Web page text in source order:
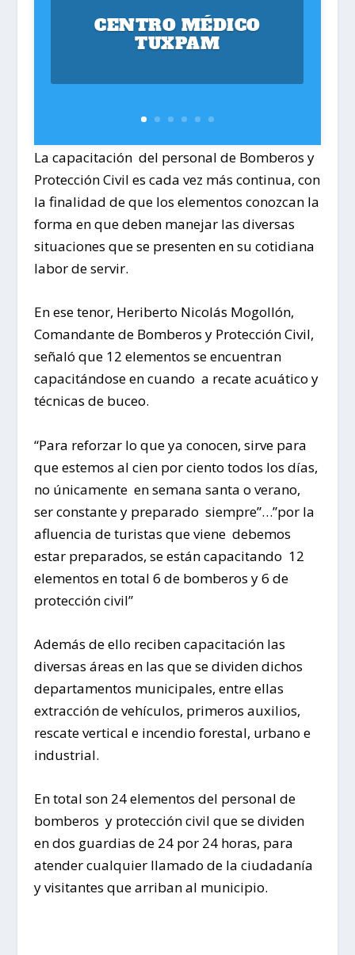
CENTRO MÉDICO
TUXPAM
La capacitación del personal de Bomberos y
Protección Civil es cada vez más continua, con
la finalidad de que los elementos conozcan la
forma en que deben manejar las diversas
situaciones que se presenten en su cotidiana
labor de servir.
En ese tenor, Heriberto Nicolás Mogollón,
Comandante de Bomberos y Protección Civil,
señaló que 12 elementos se encuentran
capacitándose en cuando a recate acuático y
técnicas de buceo.
“Para reforzar lo que ya conocen, sirve para
que estemos al cien por ciento todos los días,
no únicamente en semana santa o verano,
ser constante y preparado siempre”…”por la
afluencia de turistas que viene debemos
estar preparados, se están capacitando 12
elementos en total 6 de bomberos y 6 de
protección civil”
Además de ello reciben capacitación las
diversas áreas en las que se dividen dichos
departamentos municipales, entre ellas
extracción de vehículos, primeros auxilios,
rescate vertical e incendio forestal, urbano e
industrial.
En total son 24 elementos del personal de
bomberos y protección civil que se dividen
en dos guardias de 24 por 24 horas, para
atender cualquier llamado de la ciudadanía
y visitantes que arriban al municipio.